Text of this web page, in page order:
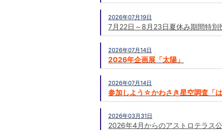
2026年07月19日
7月22日～8月23日夏休み期間特別
2026年07月14日
2026年企画展「太陽」
2026年07月14日
参加しよう☆かわさき星空調査「
2026年03月31日
2026年4月からのアストロテラス